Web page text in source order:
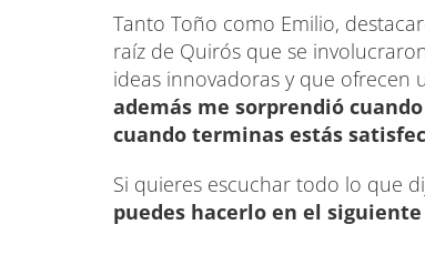
Tanto Toño como Emilio,
raíz de Quirós que se
ideas innovadoras y que ofrecen
además me sorprendió
cuando terminas estás
Si quieres escuchar todo lo que
puedes hacerlo en el